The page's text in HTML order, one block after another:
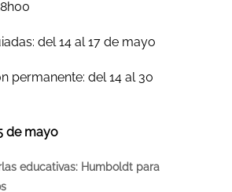
del 14 al 17 de mayo
permanente: del 14 al 30
de mayo
educativas: Humboldt para